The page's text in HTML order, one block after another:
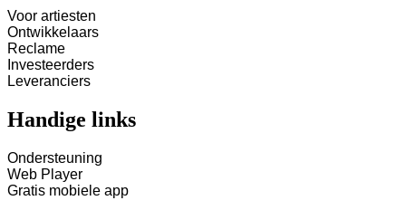
Voor artiesten
Ontwikkelaars
Reclame
Investeerders
Leveranciers
Handige links
Ondersteuning
Web Player
Gratis mobiele app